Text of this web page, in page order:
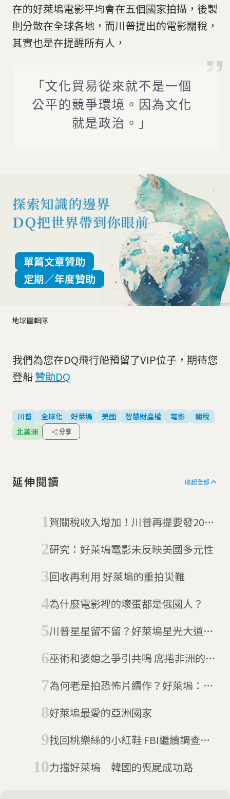
在的好萊塢電影平均會在五個國家拍攝，後製
則分散在全球各地，而川普提出的電影關稅，
其實也是在提醒所有人，
「文化貿易從來就不是一個
公平的競爭環境。因為文化
就是政治。」
地球圖輯隊
單篇文章贊助
定期／年度贊助
我們為您在DQ飛行船預留了VIP位子，期待您
登船贊助DQ
川普 全球化 好萊塢 美國 智慧財產權 電影
關稅
北美洲
分享
延伸閱讀 收起全部
賀關稅收入增加！川普再提要發2000
發通膨
研究：好萊塢電影未反映美國多元性
回收再利用 好萊塢的重拍災難
為什麼電影裡的壞蛋都是俄國人？
川普星星留不留？好萊塢星光大道有
巫術和婆媳之爭引共鳴 席捲非洲的
為何老是拍恐怖片續作？好萊塢：賺
好萊塢最愛的亞洲國家
找回桃樂絲的小紅鞋 FBI繼續調查
力擋好萊塢 韓國的喪屍成功路